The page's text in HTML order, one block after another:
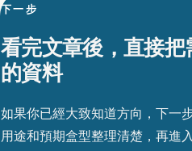
下一步
看完文章後，直接
的資料
如果你已經大致知道方向，下一
用途和預期盒型整理清楚，再進